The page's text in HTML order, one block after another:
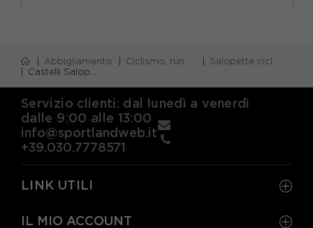
Abbigliamento Ciclismo, running e piscina
Salopette ciclismo
Castelli Salopette Ciclismo Espresso 2 Smoky Gray Uomo
Servizio clienti: dal lunedì a venerdì
dalle 9:00 alle 13:00
info@sportlandweb.it
+39.030.7778571
LINK UTILI
IL MIO ACCOUNT